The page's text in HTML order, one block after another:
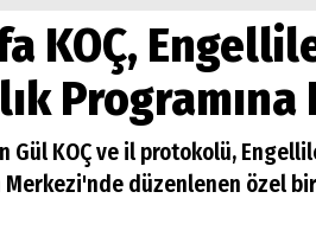
sırtındaki ağır yük
BOZ TAHTASI
KOÇ,
Programına
Gül KOÇ ve il protokolü,
düzenlenen özel